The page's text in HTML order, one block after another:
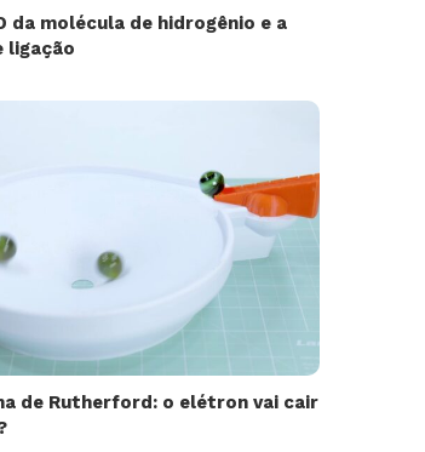
da molécula de hidrogênio e a
ligação
de Rutherford: o elétron vai cair